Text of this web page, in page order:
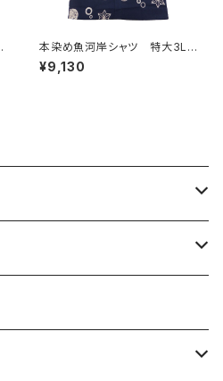
本染め魚河岸シャツ 特大3Lサ
イズ 認定証付き 木綿晒 涼
麻柄 紺×白 日本製 注染そ
¥9,130